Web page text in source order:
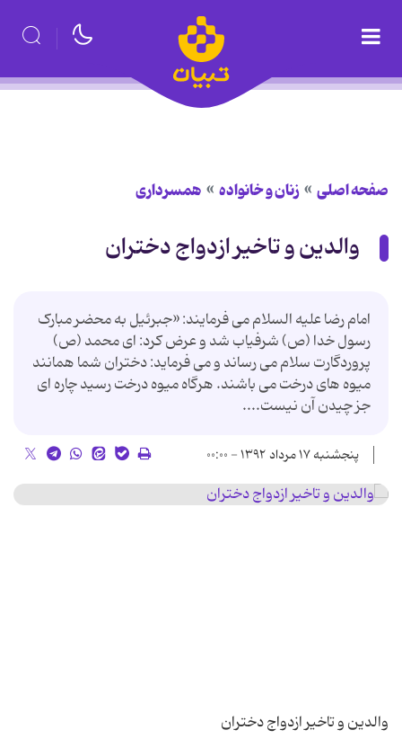
صفحه اصلی زنان و خانواده همسرداری
والدین و تاخیر ازدواج دختران
امام رضا علیه السلام می فرمایند: «جبرئیل به محضر مبارک
رسول خدا (ص) شرفیاب شد و عرض کرد: ای محمد (ص)
پروردگارت سلام می رساند و می فرماید: دختران شما همانند
میوه های درخت می باشند. هرگاه میوه درخت رسید چاره ای
جز چیدن آن نیست....
پنجشنبه ۱۷ مرداد ۱۳۹۲ - ۰۰:۰۰